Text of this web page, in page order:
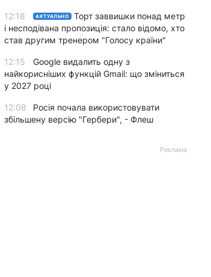
12:18 АКТУАЛЬНО
Торт заввишки понад метр
і несподівана пропозиція: стало відомо, хто
став другим тренером "Голосу країни"
12:15
Google видалить одну з
найкорисніших функцій Gmail: що зміниться
у 2027 році
12:08
Росія почала використовувати
збільшену версію "Гербери", - Флеш
Реклама